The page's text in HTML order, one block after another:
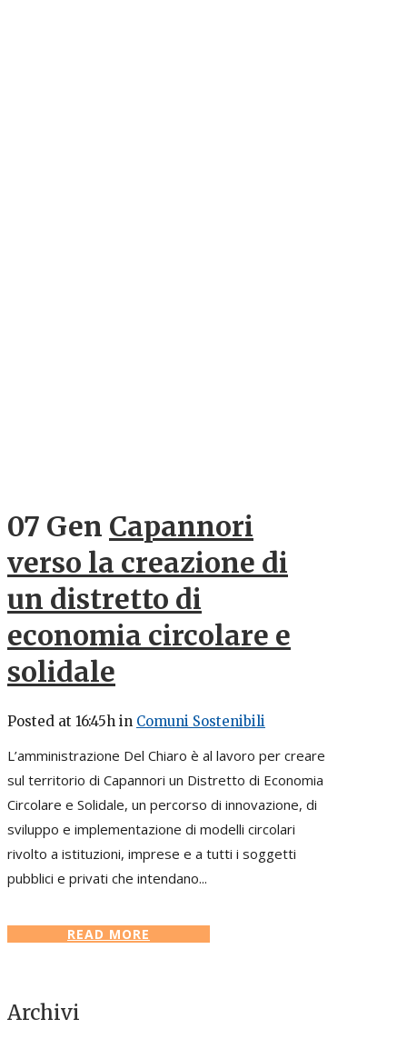
07 Gen Capannori
verso la creazione di
un distretto di
economia circolare e
solidale
Posted at 16:45h in Comuni Sostenibili
L’amministrazione Del Chiaro è al lavoro per creare
sul territorio di Capannori un Distretto di Economia
Circolare e Solidale, un percorso di innovazione, di
sviluppo e implementazione di modelli circolari
rivolto a istituzioni, imprese e a tutti i soggetti
pubblici e privati che intendano...
READ MORE
Archivi